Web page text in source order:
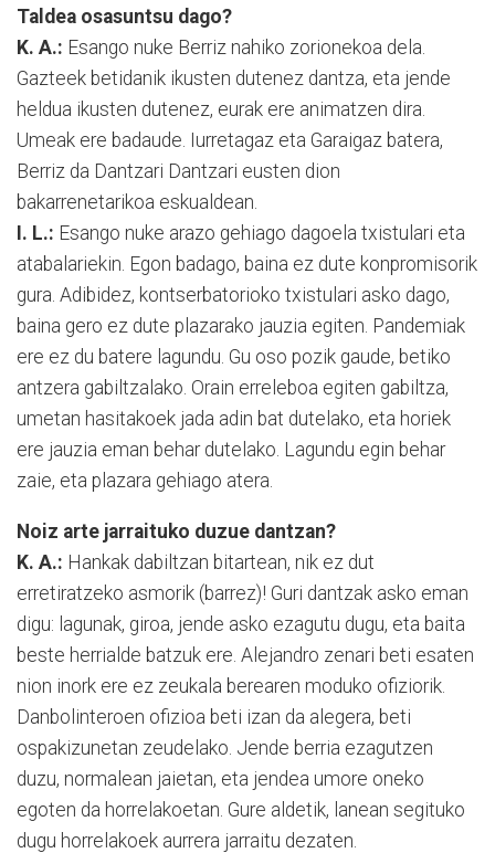
Taldea osasuntsu dago?
K. A.: Esango nuke Berriz nahiko zorionekoa dela.
Gazteek betidanik ikusten dutenez dantza, eta jende
heldua ikusten dutenez, eurak ere animatzen dira.
Umeak ere badaude. Iurretagaz eta Garaigaz batera,
Berriz da Dantzari Dantzari eusten dion
bakarrenetarikoa eskualdean.
I. L.: Esango nuke arazo gehiago dagoela txistulari eta
atabalariekin. Egon badago, baina ez dute konpromisorik
gura. Adibidez, kontserbatorioko txistulari asko dago,
baina gero ez dute plazarako jauzia egiten. Pandemiak
ere ez du batere lagundu. Gu oso pozik gaude, betiko
antzera gabiltzalako. Orain erreleboa egiten gabiltza,
umetan hasitakoek jada adin bat dutelako, eta horiek
ere jauzia eman behar dutelako. Lagundu egin behar
zaie, eta plazara gehiago atera.
Noiz arte jarraituko duzue dantzan?
K. A.: Hankak dabiltzan bitartean, nik ez dut
erretiratzeko asmorik (barrez)! Guri dantzak asko eman
digu: lagunak, giroa, jende asko ezagutu dugu, eta baita
beste herrialde batzuk ere. Alejandro zenari beti esaten
nion inork ere ez zeukala berearen moduko ofiziorik.
Danbolinteroen ofizioa beti izan da alegera, beti
ospakizunetan zeudelako. Jende berria ezagutzen
duzu, normalean jaietan, eta jendea umore oneko
egoten da horrelakoetan. Gure aldetik, lanean segituko
dugu horrelakoek aurrera jarraitu dezaten.